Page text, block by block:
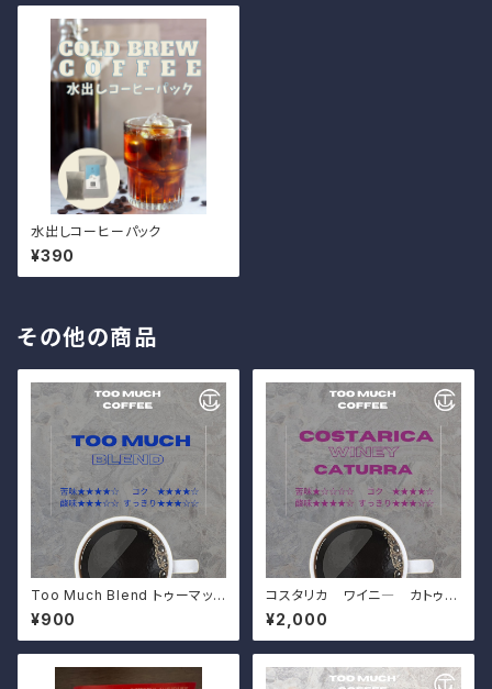
水出しコーヒーパック
¥390
その他の商品
Too Much Blend トゥーマッチ
ブレンド（100g）
¥900
コスタリカ ワイニ― カトゥー
ラ（200g）
¥2,000